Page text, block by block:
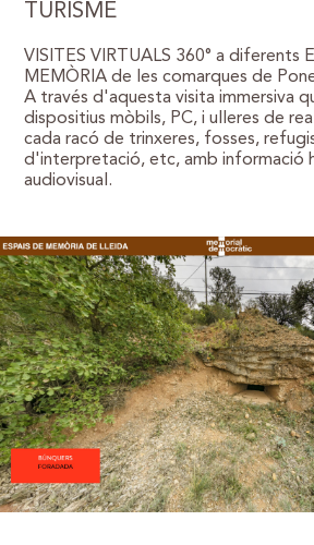
TURISME
VISITES VIRTUALS 360° a diferents
MEMÒRIA de les comarques de
A través d'aquesta visita immersiva
dispositius mòbils, PC, i ulleres de
cada racó de trinxeres, fosses,
d'interpretació, etc, amb informació
audiovisual.
WordPress Gallery Free Version